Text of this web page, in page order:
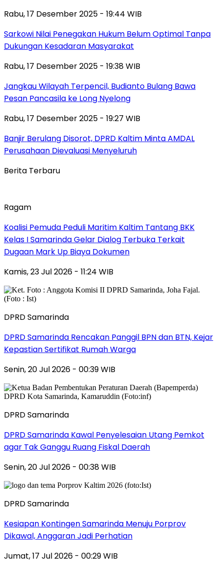
Rabu, 17 Desember 2025 - 19:44 WIB
Sarkowi Nilai Penegakan Hukum Belum Optimal Tanpa
Dukungan Kesadaran Masyarakat
Rabu, 17 Desember 2025 - 19:38 WIB
Jangkau Wilayah Terpencil, Budianto Bulang Bawa
Pesan Pancasila ke Long Nyelong
Rabu, 17 Desember 2025 - 19:27 WIB
Banjir Berulang Disorot, DPRD Kaltim Minta AMDAL
Perusahaan Dievaluasi Menyeluruh
Berita Terbaru
Ragam
Koalisi Pemuda Peduli Maritim Kaltim Tantang BKK
Kelas I Samarinda Gelar Dialog Terbuka Terkait
Dugaan Mark Up Biaya Dokumen
Kamis, 23 Jul 2026 - 11:24 WIB
DPRD Samarinda
DPRD Samarinda Rencakan Panggil BPN dan BTN, Kejar
Kepastian Sertifikat Rumah Warga
Senin, 20 Jul 2026 - 00:39 WIB
DPRD Samarinda
DPRD Samarinda Kawal Penyelesaian Utang Pemkot
agar Tak Ganggu Ruang Fiskal Daerah
Senin, 20 Jul 2026 - 00:38 WIB
DPRD Samarinda
Kesiapan Kontingen Samarinda Menuju Porprov
Dikawal, Anggaran Jadi Perhatian
Jumat, 17 Jul 2026 - 00:29 WIB